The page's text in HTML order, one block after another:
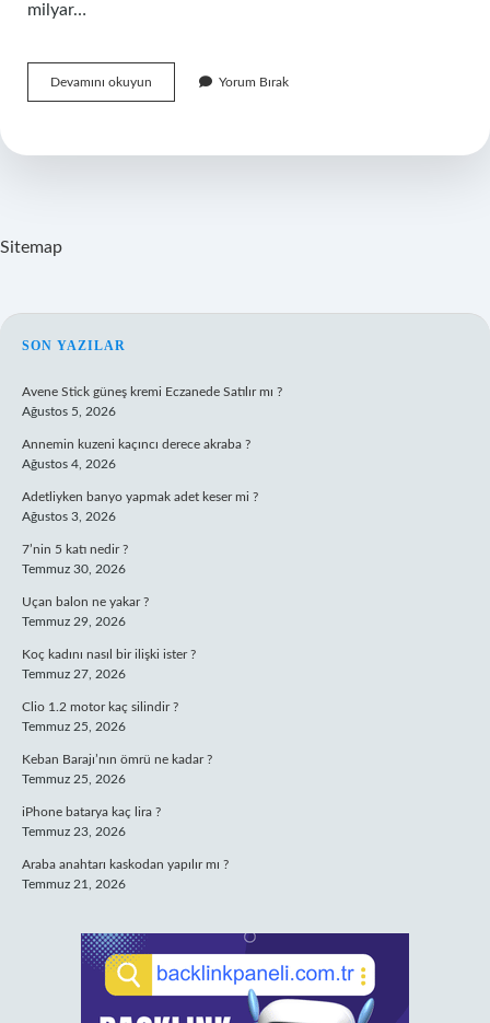
milyar…
Devamını okuyun
Bölüm
Yorum Bırak
Sitemap
SIDEBAR
SON YAZILAR
Avene Stick güneş kremi Eczanede Satılır mı ?
Ağustos 5, 2026
Annemin kuzeni kaçıncı derece akraba ?
Ağustos 4, 2026
Adetliyken banyo yapmak adet keser mi ?
Ağustos 3, 2026
7’nin 5 katı nedir ?
Temmuz 30, 2026
Uçan balon ne yakar ?
Temmuz 29, 2026
Koç kadını nasıl bir ilişki ister ?
Temmuz 27, 2026
Clio 1.2 motor kaç silindir ?
Temmuz 25, 2026
Keban Barajı’nın ömrü ne kadar ?
Temmuz 25, 2026
iPhone batarya kaç lira ?
Temmuz 23, 2026
Araba anahtarı kaskodan yapılır mı ?
Temmuz 21, 2026